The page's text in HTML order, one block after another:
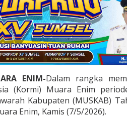
ENIM-Dalam rangka
(Kormi) Muara Enim
Kabupaten (MUSKAB)
Enim, Kamis (7/5/2026).